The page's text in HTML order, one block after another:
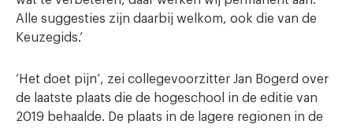
Alle suggesties zijn daarbij welkom, ook die van de
Keuzegids.’
‘Het doet pijn’, zei collegevoorzitter Jan Bogerd over
de laatste plaats die de hogeschool in de editie van
2019 behaalde. De plaats in de lagere regionen in de